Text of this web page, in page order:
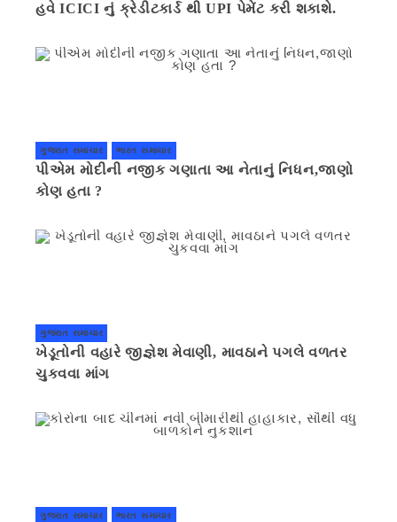
હવે ICICI નું ક્રેડીટકાર્ડ થી UPI પેમેંટ કરી શકાશે.
ગુજરાત સમાચાર ભારત સમાચાર
પીએમ મોદીની નજીક ગણાતા આ નેતાનું નિધન,જાણો
કોણ હતા ?
ગુજરાત સમાચાર
ખેડૂતોની વહારે જીજ્ઞેશ મેવાણી, માવઠાને પગલે વળતર
ચુકવવા માંગ
ગુજરાત સમાચાર ભારત સમાચાર